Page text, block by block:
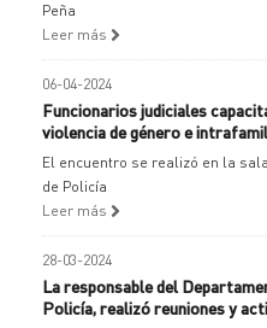
Peña
Leer más
06-04-2024
Funcionarios judiciales
violencia de género e
El encuentro se realizó en la
de Policía
Leer más
28-03-2024
La responsable del
Policía, realizó reuniones y